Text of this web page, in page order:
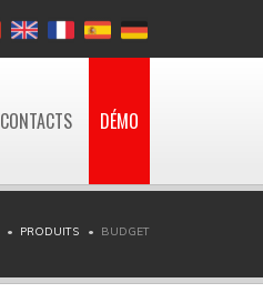
CONTACTS DÉMO
PRODUITS BUDGET